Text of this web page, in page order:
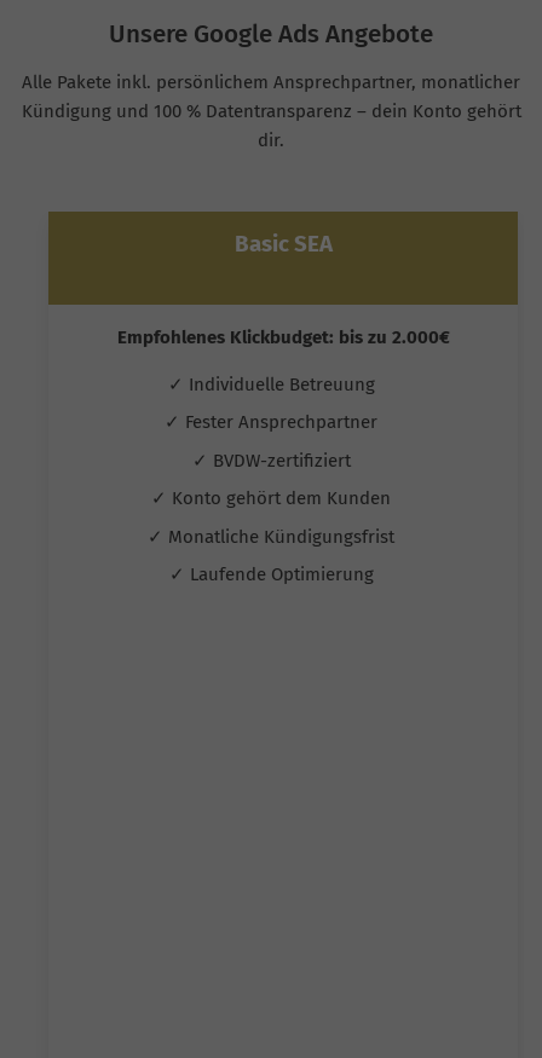
Unsere Google Ads Angebote
Alle Pakete inkl. persönlichem Ansprechpartner, monatlicher
Kündigung und 100 % Datentransparenz – dein Konto gehört
dir.
Basic SEA
Empfohlenes Klickbudget: bis zu 2.000€
✓ Individuelle Betreuung
✓ Fester Ansprechpartner
✓ BVDW-zertifiziert
✓ Konto gehört dem Kunden
✓ Monatliche Kündigungsfrist
✓ Laufende Optimierung